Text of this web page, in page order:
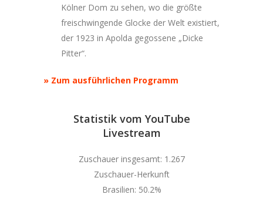
Kölner Dom zu sehen, wo die größte
freischwingende Glocke der Welt existiert,
der 1923 in Apolda gegossene „Dicke
Pitter“.
» Zum ausführlichen Programm
Statistik vom YouTube
Livestream
Zuschauer insgesamt: 1.267
Zuschauer-Herkunft
Brasilien: 50.2%